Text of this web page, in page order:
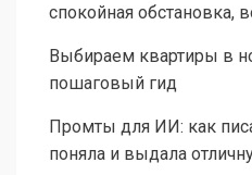
спокойная обстановка,
Выбираем квартиры в
пошаговый гид
Промты для ИИ: как
поняла и выдала